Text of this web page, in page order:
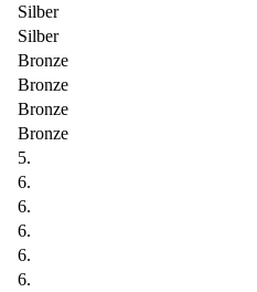
Silber
Silber
Bronze
Bronze
Bronze
Bronze
5.
6.
6.
6.
6.
6.